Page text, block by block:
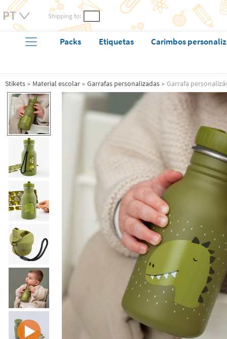
Shipping to:
Packs Etiquetas Carimbos
Stikets Material escolar Garrafas personalizadas Garrafa